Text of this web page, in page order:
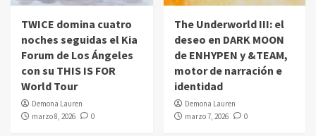
TWICE domina cuatro
noches seguidas el Kia
Forum de Los Ángeles
con su THIS IS FOR
World Tour
Demona Lauren
marzo 8, 2026
0
The Underworld III: el
deseo en DARK MOON
de ENHYPEN y &TEAM,
motor de narración e
identidad
Demona Lauren
marzo 7, 2026
0